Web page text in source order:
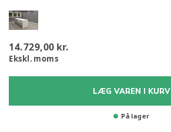
14.729,00 kr.
Ekskl. moms
LÆG VAREN I KURV
På lager